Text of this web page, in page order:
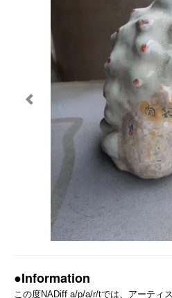
●Information
この度NADiff a/p/a/r/tでは、アーティ